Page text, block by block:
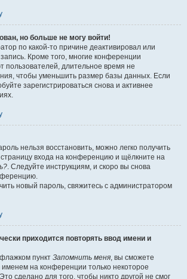
но больше не могу войти!
по какой-то причине деактивировал или
Кроме того, многие конференции
пользователей, длительное время не
чтобы уменьшить размер базы данных. Если
зарегистрироваться снова и активнее
нельзя восстановить, можно легко получить
входа на конференцию и щёлкните на
. Следуйте инструкциям, и скоро вы снова
новый пароль, свяжитесь с администратором
приходится повторять ввод имени и
пункт Запомнить меня, вы сможете
именем на конференции только некоторое
сделано для того, чтобы никто другой не смог